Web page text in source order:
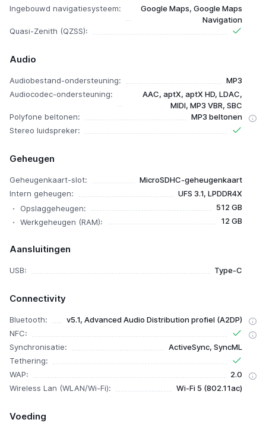
Ingebouwd navigatiesysteem:
Google Maps, Google Maps
Navigation
Quasi-Zenith (QZSS):
Audio
Audiobestand-ondersteuning:
MP3
Audiocodec-ondersteuning:
AAC, aptX, aptX HD, LDAC,
MIDI, MP3 VBR, SBC
Polyfone beltonen:
MP3 beltonen
Stereo luidspreker:
Geheugen
Geheugenkaart-slot:
MicroSDHC-geheugenkaart
Intern geheugen:
UFS 3.1, LPDDR4X
Opslaggeheugen:
512 GB
Werkgeheugen (RAM):
12 GB
Aansluitingen
USB: Type-C
Connectivity
Bluetooth:
v5.1, Advanced Audio Distribution profiel (A2DP)
NFC:
Synchronisatie:
ActiveSync, SyncML
Tethering:
WAP:
2.0
Wireless Lan (WLAN/Wi-Fi):
Wi-Fi 5 (802.11ac)
Voeding